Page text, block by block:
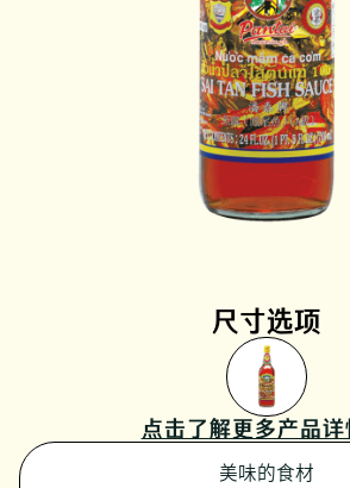
尺寸选项
点击了解更多产品
美味的食材